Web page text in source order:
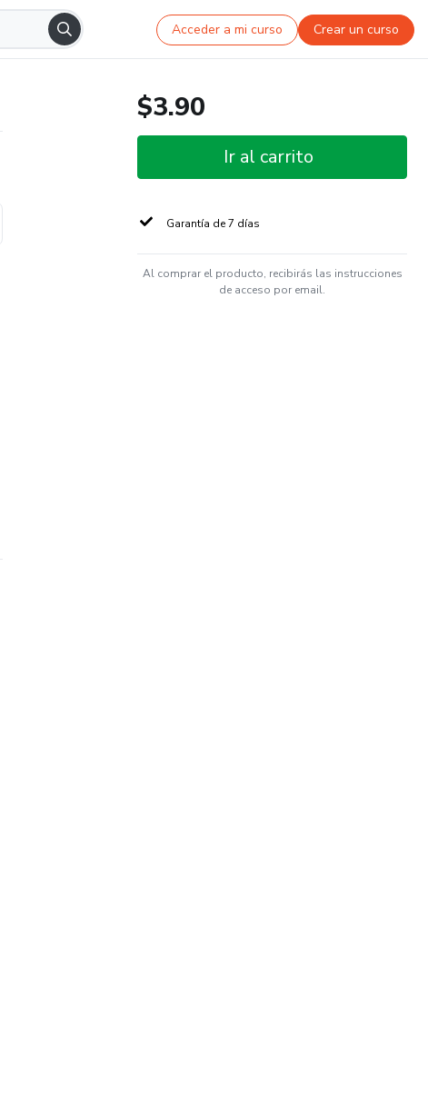
Acceder a mi curso Crear un curso
$3.90
Ir al carrito
Garantía de 7 días
Al comprar el producto, recibirás las instrucciones
de acceso por email.